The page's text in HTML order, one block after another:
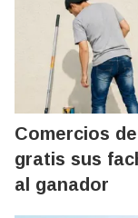
Comercios
gratis sus
al ganador